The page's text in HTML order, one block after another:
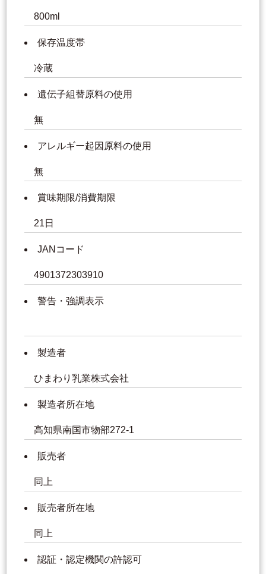
800ml
保存温度帯
冷蔵
遺伝子組替原料の使用
無
アレルギー起因原料の使用
無
賞味期限/消費期限
21日
JANコード
4901372303910
警告・強調表示
製造者
ひまわり乳業株式会社
製造者所在地
高知県南国市物部272-1
販売者
同上
販売者所在地
同上
認証・認定機関の許認可